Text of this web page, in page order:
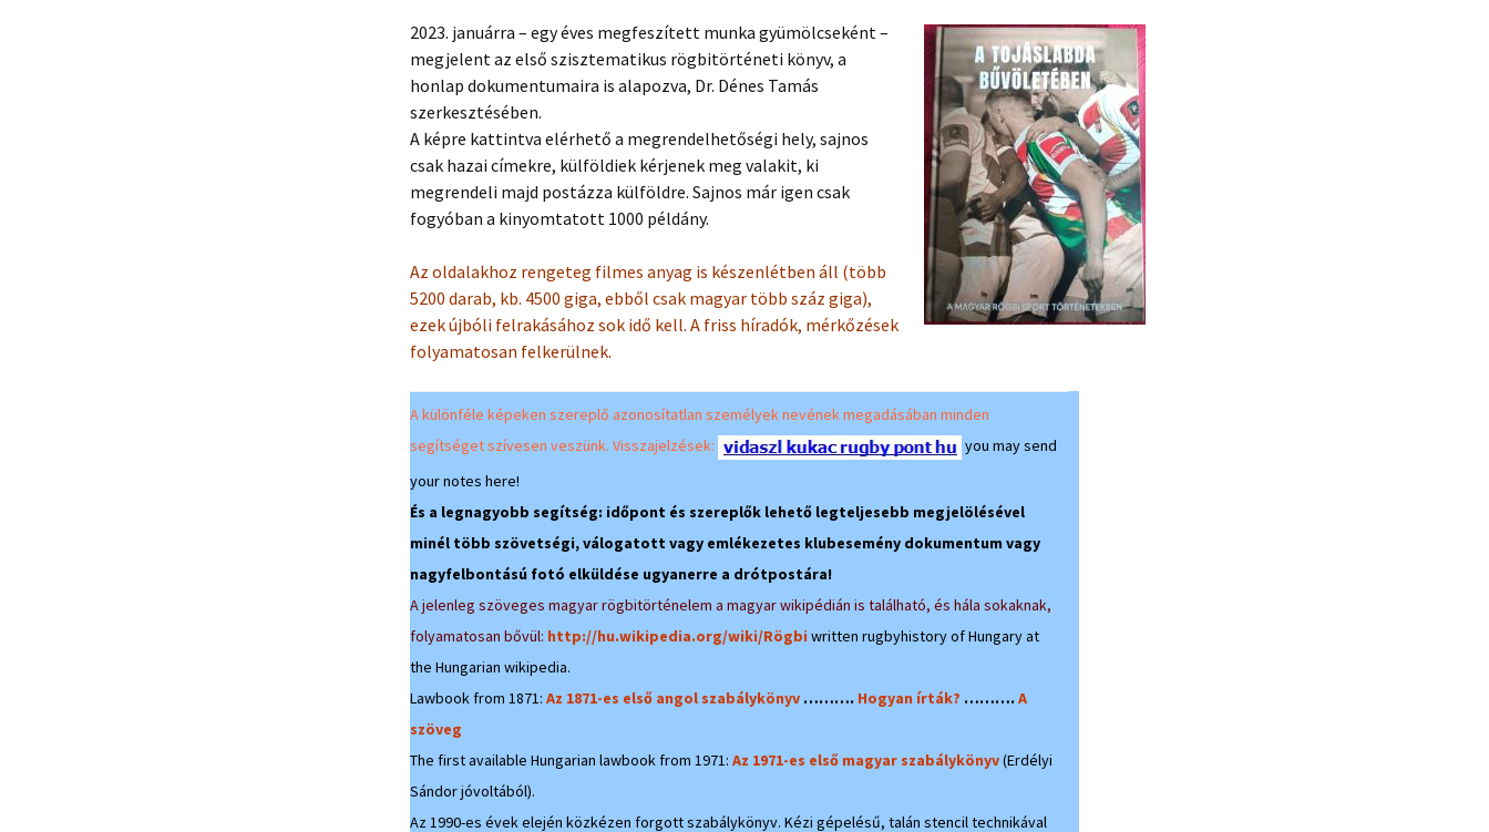
2023. januárra – egy éves megfeszített munka gyümölcseként –
megjelent az első szisztematikus rögbitörténeti könyv, a
honlap dokumentumaira is alapozva, Dr. Dénes Tamás
szerkesztésében.
A képre kattintva elérhető a megrendelhetőségi hely, sajnos
csak hazai címekre, külföldiek kérjenek meg valakit, ki
megrendeli majd postázza külföldre. Sajnos már igen csak
fogyóban a kinyomtatott 1000 példány.
Az oldalakhoz rengeteg filmes anyag is készenlétben áll (több
5200 darab, kb. 4500 giga, ebből csak magyar több száz giga),
ezek újbóli felrakásához sok idő kell. A friss híradók, mérkőzések
folyamatosan felkerülnek.
A különféle képeken szereplő azonosítatlan személyek nevének megadásában minden
segítséget szívesen veszünk. Visszajelzések:
you may send
your notes here!
És a legnagyobb segítség: időpont és szereplők lehető legteljesebb megjelölésével
minél több szövetségi, válogatott vagy emlékezetes klubesemény dokumentum vagy
nagyfelbontású fotó elküldése ugyanerre a drótpostára!
A jelenleg szöveges magyar rögbitörténelem a magyar wikipédián is található, és hála sokaknak,
folyamatosan bővül: http://hu.wikipedia.org/wiki/Rögbiwritten rugbyhistory of Hungary at
the Hungarian wikipedia.
Lawbook from 1871: Az 1871-es első angol szabálykönyv ………. Hogyan írták? ………. A
szöveg
The first available Hungarian lawbook from 1971: Az 1971-es első magyar szabálykönyv(Erdélyi
Sándor jóvoltából).
Az 1990-es évek elején közkézen forgott szabálykönyv. Kézi gépelésű, talán stencil technikával